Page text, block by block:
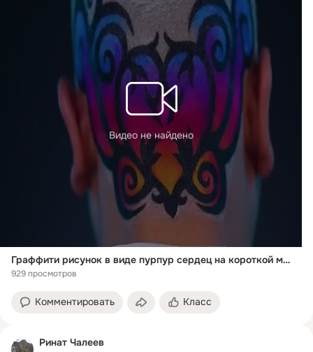
Видео не найдено
Граффити рисунок в виде пурпур сердец на короткой мужской стрижке buzz cut
929 просмотров
Комментировать Класс
Ринат Чалеев